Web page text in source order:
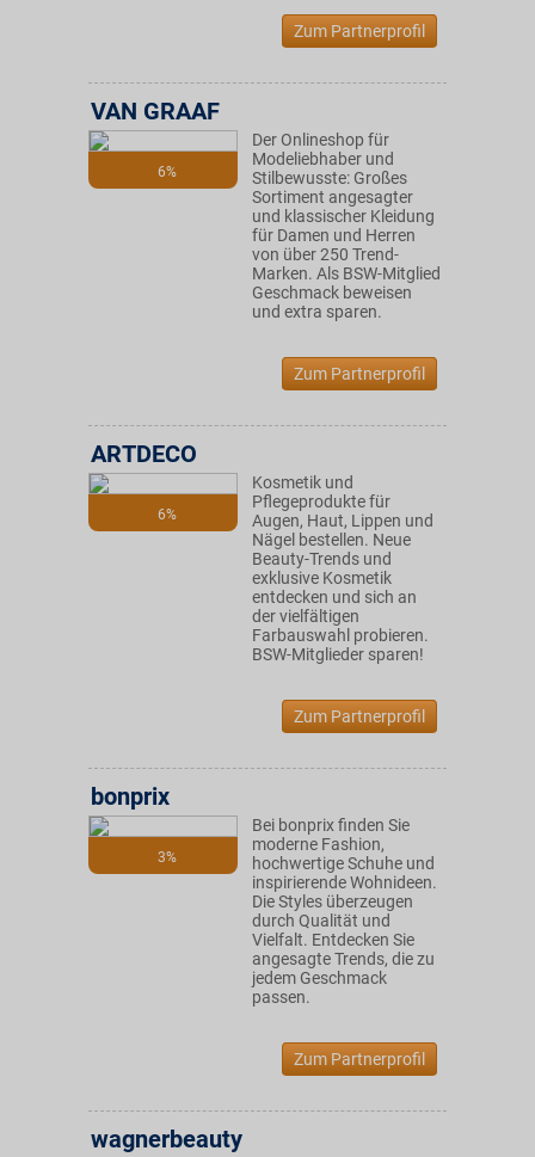
Zum Partnerprofil
6%
VAN GRAAF
Der Onlineshop für
Modeliebhaber und
Stilbewusste: Großes
Sortiment angesagter
und klassischer Kleidung
für Damen und Herren
von über 250 Trend-
Marken. Als BSW-Mitglied
Geschmack beweisen
und extra sparen.
Zum Partnerprofil
6%
ARTDECO
Kosmetik und
Pflegeprodukte für
Augen, Haut, Lippen und
Nägel bestellen. Neue
Beauty-Trends und
exklusive Kosmetik
entdecken und sich an
der vielfältigen
Farbauswahl probieren.
BSW-Mitglieder sparen!
Zum Partnerprofil
3%
bonprix
Bei bonprix finden Sie
moderne Fashion,
hochwertige Schuhe und
inspirierende Wohnideen.
Die Styles überzeugen
durch Qualität und
Vielfalt. Entdecken Sie
angesagte Trends, die zu
jedem Geschmack
passen.
Zum Partnerprofil
wagnerbeauty